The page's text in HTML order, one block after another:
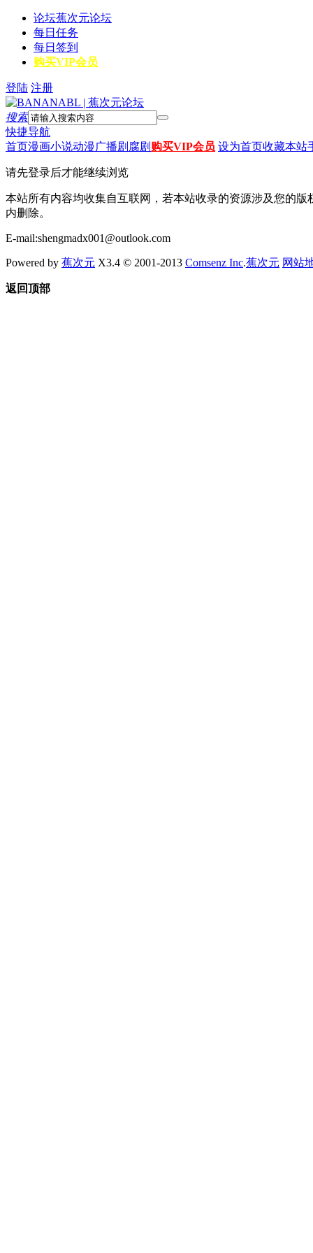
论坛蕉次元论坛
每日任务
每日签到
购买VIP会员
登陆 注册
搜索
快捷导航
首页漫画小说动漫广播剧 腐剧 购买VIP会员 设为首页收藏本站
请先登录后才能继续浏览
本站所有内容均收集自互联网，若本站收录的资源涉及您的
内删除。
E-mail:shengmadx001@outlook.com
Powered by 蕉次元 X3.4 © 2001-2013 Comsenz Inc.蕉次元 网站
返回顶部